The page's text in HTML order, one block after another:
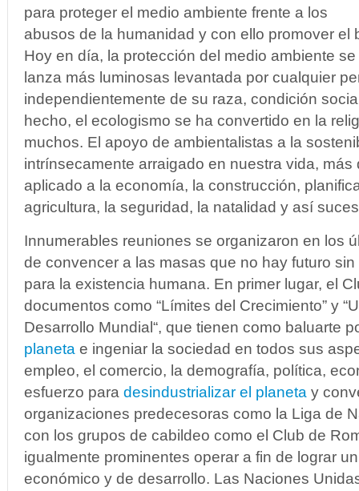
para proteger el medio ambiente frente a los
abusos de la humanidad y con ello promover el
Hoy en día, la protección del medio ambiente
lanza más luminosas levantada por cualquier
independientemente de su raza, condición
hecho, el ecologismo se ha convertido en la
muchos. El apoyo de ambientalistas a la
intrínsecamente arraigado en nuestra vida,
aplicado a la economía, la construcción,
agricultura, la seguridad, la natalidad y así
Innumerables reuniones se organizaron en los
de convencer a las masas que no hay futuro
para la existencia humana. En primer lugar, el
documentos como “Límites del Crecimiento” y
Desarrollo Mundial“, que tienen como baluarte
planeta e ingeniar la sociedad en todos sus
empleo, el comercio, la demografía, política,
esfuerzo para desindustrializar el planeta y
organizaciones predecesoras como la Liga de
con los grupos de cabildeo como el Club de
igualmente prominentes operar a fin de lograr
económico y de desarrollo. Las Naciones